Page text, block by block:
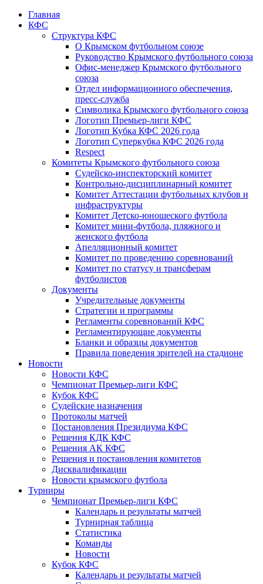
Главная
КФС
Структура КФС
О Крымском футбольном союзе
Руководство Крымского футбольного союза
Офис-менеджер Крымского футбольного
союза
Отдел информационного обеспечения,
пресс-служба
Символика Крымского футбольного союза
Логотип Премьер-лиги КФС
Логотип Кубка КФС 2026 года
Логотип Суперкубка КФС 2026 года
Respect
Комитеты Крымского футбольного союза
Судейско-инспекторский комитет
Контрольно-дисциплинарный комитет
Комитет Аттестации футбольных клубов и
инфраструктуры
Комитет Детско-юношеского футбола
Комитет мини-футбола, пляжного и
женского футбола
Апелляционный комитет
Комитет по проведению соревнований
Комитет по статусу и трансферам
футболистов
Документы
Учредительные документы
Стратегии и программы
Регламенты соревнований КФС
Регламентирующие документы
Бланки и образцы документов
Правила поведения зрителей на стадионе
Новости
Новости КФС
Чемпионат Премьер-лиги КФС
Кубок КФС
Судейские назначения
Протоколы матчей
Постановления Президиума КФС
Решения КДК КФС
Решения АК КФС
Решения и постановления комитетов
Дисквалификации
Новости крымского футбола
Турниры
Чемпионат Премьер-лиги КФС
Календарь и результаты матчей
Турнирная таблица
Статистика
Команды
Новости
Кубок КФС
Календарь и результаты матчей